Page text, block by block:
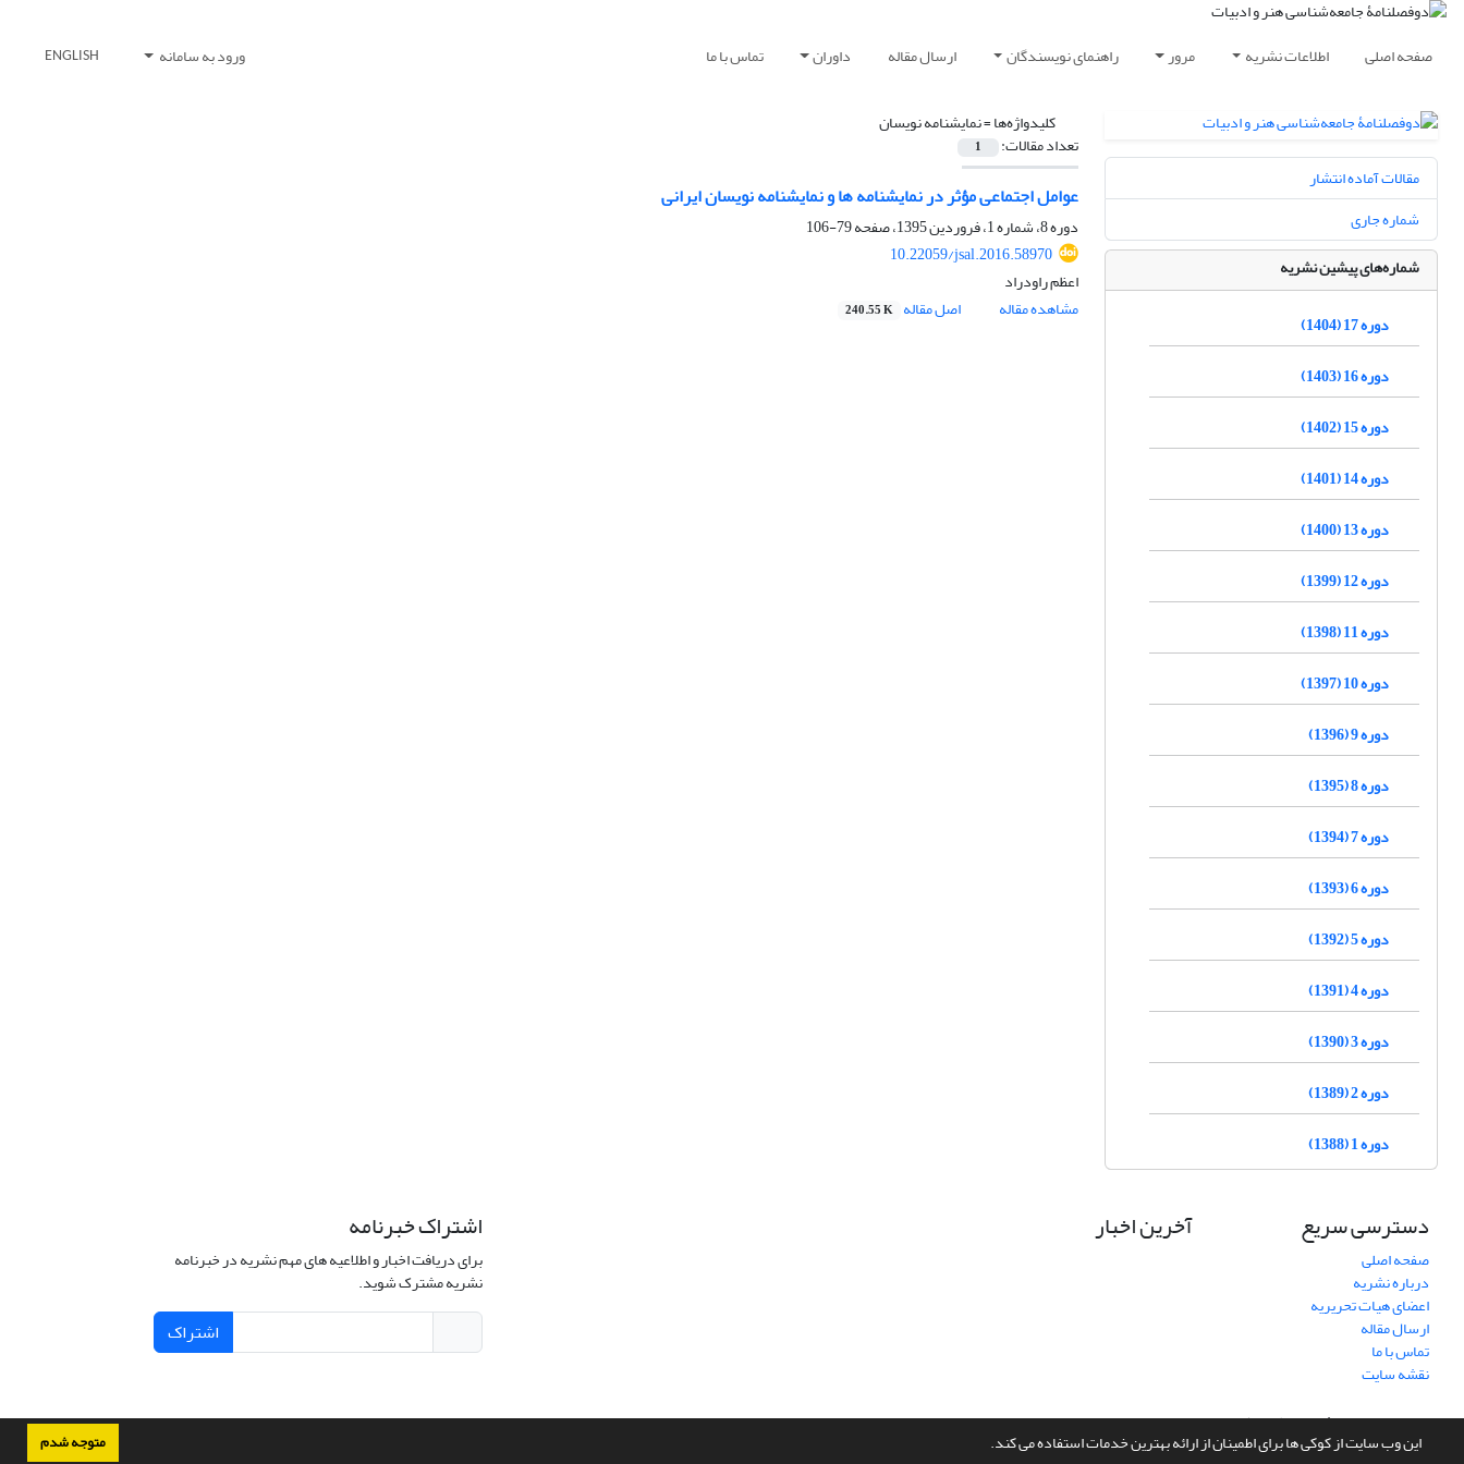
این وب سایت از کوکی ها برای اطمینان از ارائه بهترین خدمات استفاده می کند. متوجه شدم
صفحه اصلی اطلاعات نشریه مرور راهنمای نویسندگان ارسال مقاله داوران تماس با ما ورود به سامانه ENGLISH
کلیدواژه‌ها =نمایشنامه نویسان
تعداد مقالات: 1
عوامل اجتماعی مؤثر در نمایشنامه‏ ها و نمایشنامه‏ نویسان ایرانی
دوره 8، شماره 1، فروردین 1395، صفحه
79-106
10.22059/jsal.2016.58970
اعظم راودراد
مشاهده مقاله
اصل مقاله 240.55 K
مقالات آماده انتشار
شماره جاری
شماره‌های پیشین نشریه
دوره 17 (1404)
دوره 16 (1403)
دوره 15 (1402)
دوره 14 (1401)
دوره 13 (1400)
دوره 12 (1399)
دوره 11 (1398)
دوره 10 (1397)
دوره 9 (1396)
دوره 8 (1395)
دوره 7 (1394)
دوره 6 (1393)
دوره 5 (1392)
دوره 4 (1391)
دوره 3 (1390)
دوره 2 (1389)
دوره 1 (1388)
دسترسی سریع
صفحه اصلی
درباره نشریه
اعضای هیات تحریریه
ارسال مقاله
تماس با ما
نقشه سایت
آخرین اخبار اشتراک خبرنامه
برای دریافت اخبار و اطلاعیه های مهم نشریه در خبرنامه
نشریه مشترک شوید.
اشتراک
سامانه مدیریت نشریات علمی.طراحی و پیاده سازی ازسیناوب